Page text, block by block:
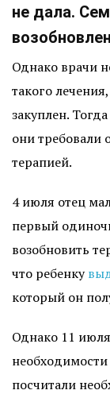
не дала.
Однако врачи
такого
закуплен.
они требовали
терапией.
4 июля отец
первый
возобновить
что ребенку
который он
Однако 11 июля
посчитали